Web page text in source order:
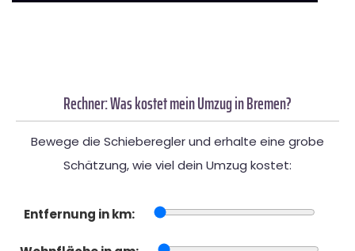
Rechner: Was kostet mein Umzug in Bremen?
Bewege die Schieberegler und erhalte eine grobe
Schätzung, wie viel dein Umzug kostet:
Entfernung in km: